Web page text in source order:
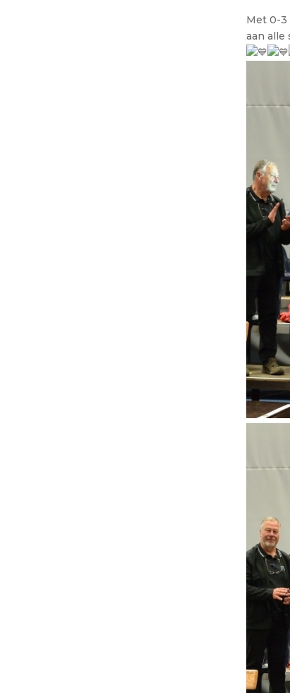
Met 0-3
aan alle